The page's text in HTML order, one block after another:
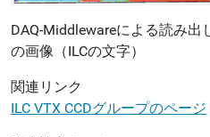
DAQ-Middlewareによる読み出
の画像（ILCの文字）
関連リンク
ILC VTX CCDグループのページ